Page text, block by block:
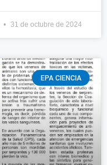
31 de octubre de 2024
EPA CIENCIA